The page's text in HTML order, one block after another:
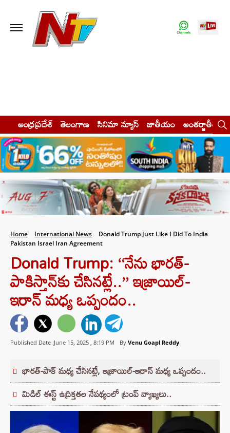
ఆంధ్రప్రదేశ్ తెలంగాణ సినిమా న్యూస్ జాతీయం అంతర్జాతీయం
Home International News
Donald Trump Just Like I Did To India
Pakistan Israel Iran Agreement
Donald Trump: ‘‘నేను భారత్-
పాకిస్తాన్‌కు చేసినట్లే..’’ ఇజ్రాయిల్-
ఇరాన్ మధ్య ఒప్పందం..
Published Date :June 15, 2025 , 8:19 PM By Venu Goapl Reddy
భారత్-పాక్ మధ్య చేసినట్లే, ఇజ్రాయిల్-ఇరాన్ మధ్య ఒప్పందం..
మిడిల్ ఈస్ట్ ఉద్రిక్తతల నేపథ్యంలో ట్రంప్ వ్యాఖ్యలు..